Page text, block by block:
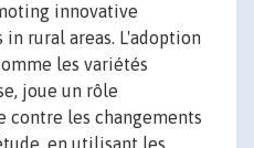
innovative
rural areas. L'adoption
les variétés
joue un rôle
contre les changements
en utilisant les